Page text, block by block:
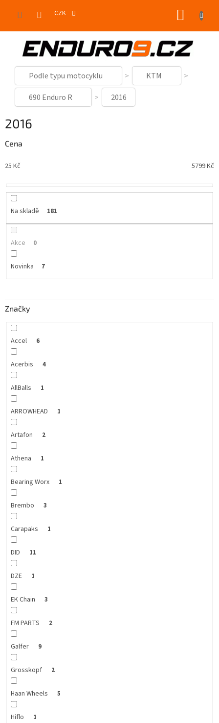
CZK
Podle typu motocyklu
KTM
690 Enduro R
2016
2016
Cena
25 Kč 5799Kč
Na skladě 181
Akce 0
Novinka 7
Značky
Accel 6
Acerbis 4
AllBalls 1
ARROWHEAD 1
Artafon 2
Athena 1
Bearing Worx 1
Brembo 3
Carapaks 1
DID 11
DZE 1
EK Chain 3
FM PARTS 2
Galfer 9
Grosskopf 2
Haan Wheels 5
Hiflo 1